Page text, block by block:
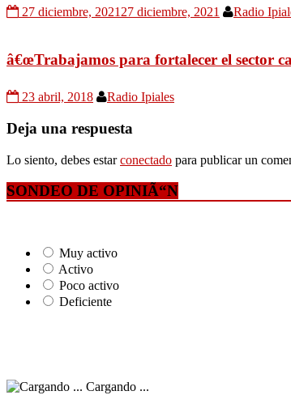
27 diciembre, 2021 27 diciembre, 2021 Radio
â€œTrabajamos para fortalecer el sector
23 abril, 2018 Radio Ipiales
Deja una respuesta
Lo siento, debes estarconectado para publicar un
SONDEO DE OPINIÃ“N
Muy activo
Activo
Poco activo
Deficiente
Cargando ...